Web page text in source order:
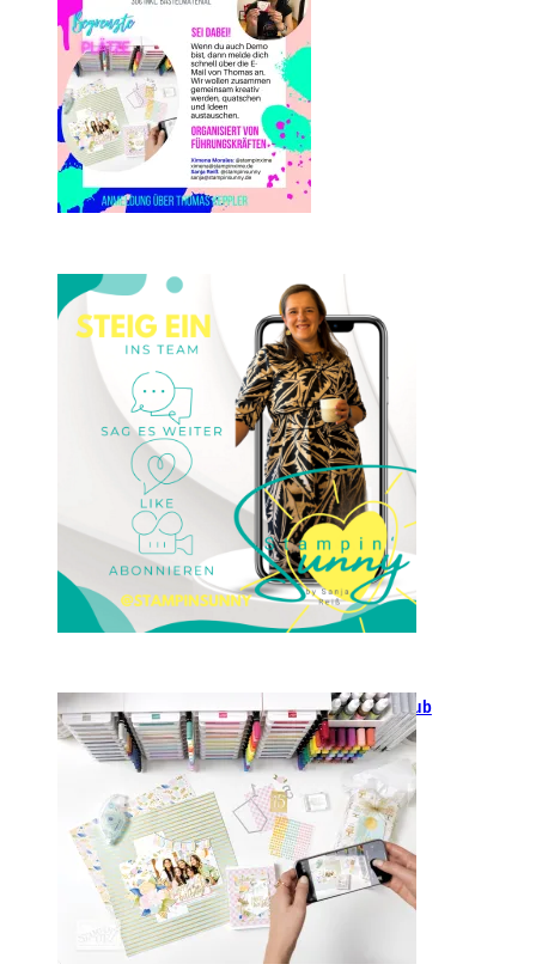
Einsteigen 2025 im Team
Stampin‘ Sunny
23. Januar 2025
GANZ NEU: Scrapbooking Club
2025
21. Januar 2025